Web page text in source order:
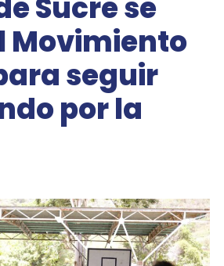
Sucre se
Movimiento
seguir
por la